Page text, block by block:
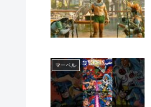
マーベル